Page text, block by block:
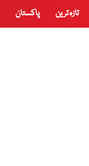
تازہ ترین پاکستان